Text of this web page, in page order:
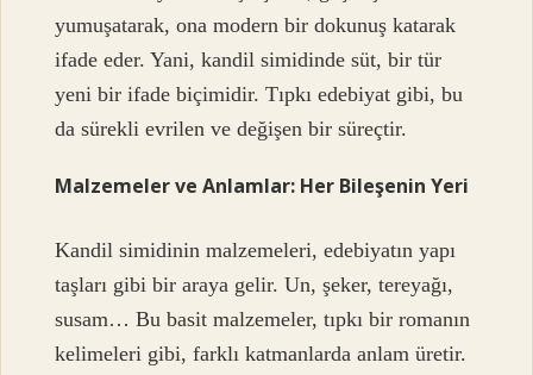
yumuşatarak, ona modern bir dokunuş katarak
ifade eder. Yani, kandil simidinde süt, bir tür
yeni bir ifade biçimidir. Tıpkı edebiyat gibi, bu
da sürekli evrilen ve değişen bir süreçtir.
Malzemeler ve Anlamlar: Her Bileşenin Yeri
Kandil simidinin malzemeleri, edebiyatın yapı
taşları gibi bir araya gelir. Un, şeker, tereyağı,
susam… Bu basit malzemeler, tıpkı bir romanın
kelimeleri gibi, farklı katmanlarda anlam üretir.